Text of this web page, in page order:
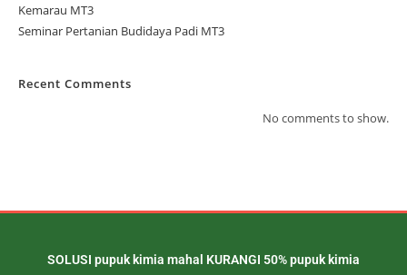
Kemarau MT3
Seminar Pertanian Budidaya Padi MT3
Recent Comments
No comments to show.
SOLUSI pupuk kimia mahal KURANGI 50% pupuk kimia